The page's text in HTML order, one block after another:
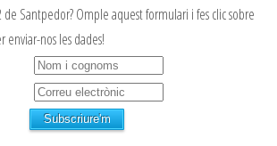
de Santpedor? Omple aquest formulari i fes clic sobre
nos les dades!